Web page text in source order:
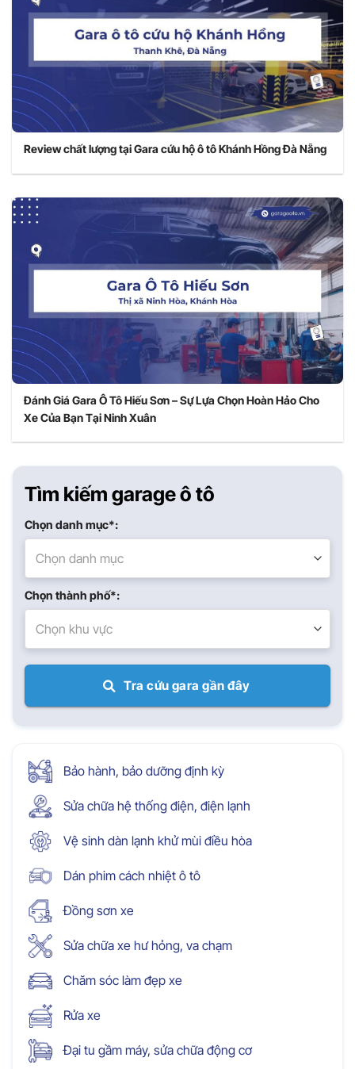
Review chất lượng tại Gara cứu hộ ô tô Khánh Hồng Đà Nẵng
Đánh Giá Gara Ô Tô Hiếu Sơn – Sự Lựa Chọn Hoàn Hảo Cho
Xe Của Bạn Tại Ninh Xuân
Tìm kiếm garage ô tô
Chọn danh mục*:
Chọn danh mục
Chọn thành phố*:
Chọn khu vực
Tra cứu gara gần đây
Bảo hành, bảo dưỡng định kỳ
Sửa chữa hệ thống điện, điện lạnh
Vệ sinh dàn lạnh khử mùi điều hòa
Dán phim cách nhiệt ô tô
Đồng sơn xe
Sửa chữa xe hư hỏng, va chạm
Chăm sóc làm đẹp xe
Rửa xe
Đại tu gầm máy, sửa chữa động cơ